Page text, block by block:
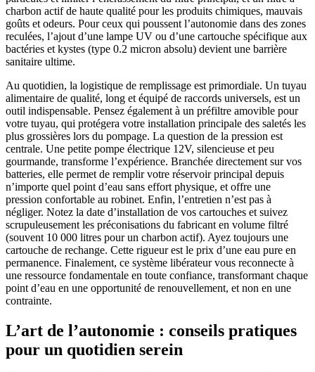
charbon actif de haute qualité pour les produits chimiques, mauvais
goûts et odeurs. Pour ceux qui poussent l’autonomie dans des zones
reculées, l’ajout d’une lampe UV ou d’une cartouche spécifique aux
bactéries et kystes (type 0.2 micron absolu) devient une barrière
sanitaire ultime.
Au quotidien, la logistique de remplissage est primordiale. Un tuyau
alimentaire de qualité, long et équipé de raccords universels, est un
outil indispensable. Pensez également à un préfiltre amovible pour
votre tuyau, qui protégera votre installation principale des saletés les
plus grossières lors du pompage. La question de la pression est
centrale. Une petite pompe électrique 12V, silencieuse et peu
gourmande, transforme l’expérience. Branchée directement sur vos
batteries, elle permet de remplir votre réservoir principal depuis
n’importe quel point d’eau sans effort physique, et offre une
pression confortable au robinet. Enfin, l’entretien n’est pas à
négliger. Notez la date d’installation de vos cartouches et suivez
scrupuleusement les préconisations du fabricant en volume filtré
(souvent 10 000 litres pour un charbon actif). Ayez toujours une
cartouche de rechange. Cette rigueur est le prix d’une eau pure en
permanence. Finalement, ce système libérateur vous reconnecte à
une ressource fondamentale en toute confiance, transformant chaque
point d’eau en une opportunité de renouvellement, et non en une
contrainte.
L’art de l’autonomie : conseils pratiques
pour un quotidien serein